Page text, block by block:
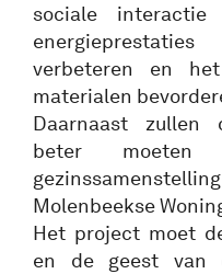
sociale
verbeteren en
materialen
Daarnaast zullen
beter
Molenbeekse
Het project moet
en de geest van